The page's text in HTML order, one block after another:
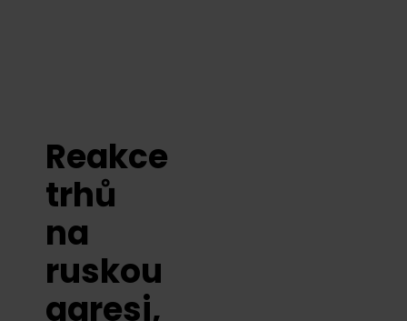
Reakce
trhů
na
ruskou
agresi,